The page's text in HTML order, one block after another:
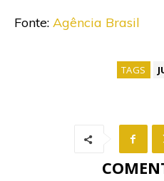
Fonte: Agência Brasil
TAGS